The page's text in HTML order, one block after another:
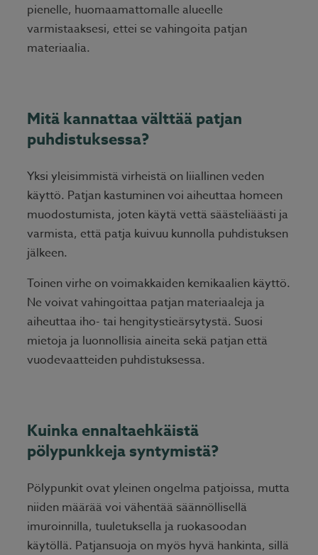
pienelle, huomaamattomalle alueelle
varmistaaksesi, ettei se vahingoita patjan
materiaalia.
Mitä kannattaa välttää patjan
puhdistuksessa?
Yksi yleisimmistä virheistä on liiallinen veden
käyttö. Patjan kastuminen voi aiheuttaa homeen
muodostumista, joten käytä vettä säästeliäästi ja
varmista, että patja kuivuu kunnolla puhdistuksen
jälkeen.
Toinen virhe on voimakkaiden kemikaalien käyttö.
Ne voivat vahingoittaa patjan materiaaleja ja
aiheuttaa iho- tai hengitystieärsytystä. Suosi
mietoja ja luonnollisia aineita sekä patjan että
vuodevaatteiden puhdistuksessa.
Kuinka ennaltaehkäistä
pölypunkkeja syntymistä?
Pölypunkit ovat yleinen ongelma patjoissa, mutta
niiden määrää voi vähentää säännöllisellä
imuroinnilla, tuuletuksella ja ruokasoodan
käytöllä. Patjansuoja on myös hyvä hankinta, sillä